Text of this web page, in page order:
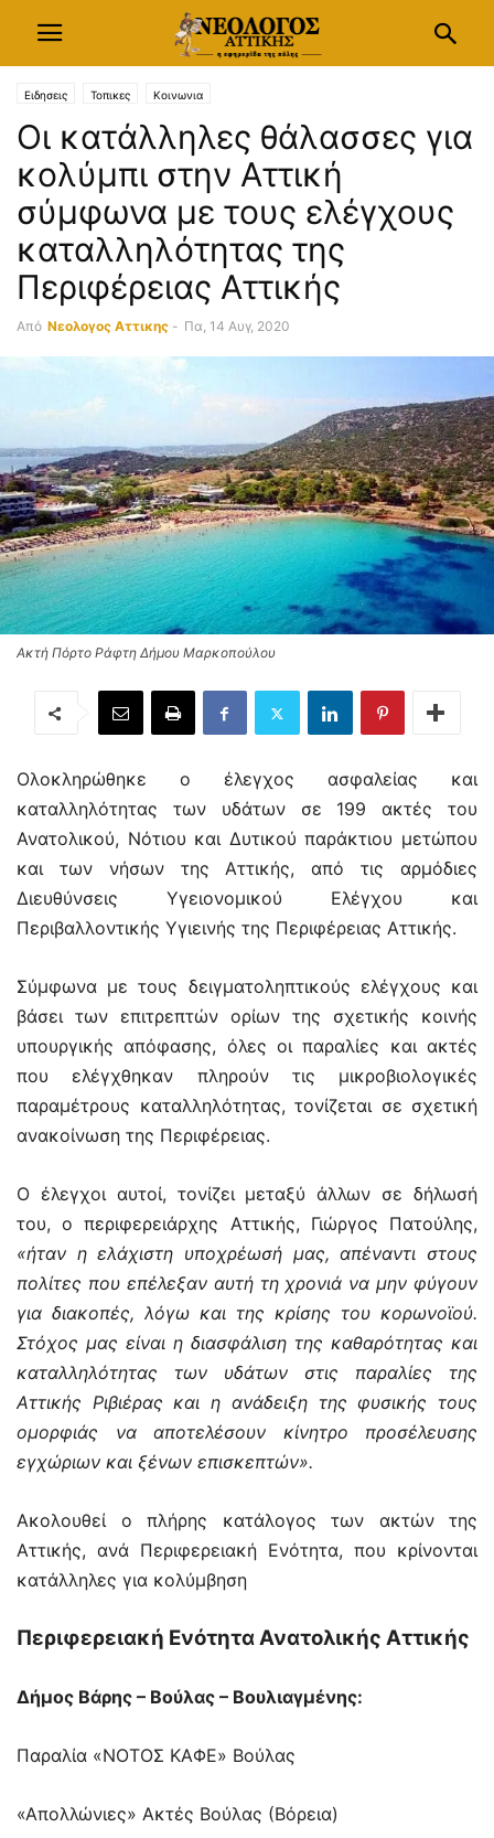
Ειδησεις Τοπικες Κοινωνια
Οι κατάλληλες θάλασσες για
κολύμπι στην Αττική
σύμφωνα με τους ελέγχους
καταλληλότητας της
Περιφέρειας Αττικής
Από Νεολογος Αττικης - Πα, 14 Αυγ, 2020
Ακτή Πόρτο Ράφτη Δήμου Μαρκοπούλου
Ολοκληρώθηκε ο έλεγχος ασφαλείας και
καταλληλότητας των υδάτων σε 199 ακτές του
Ανατολικού, Νότιου και Δυτικού παράκτιου μετώπου
και των νήσων της Αττικής, από τις αρμόδιες
Διευθύνσεις Υγειονομικού Ελέγχου και
Περιβαλλοντικής Υγιεινής της Περιφέρειας Αττικής.
Σύμφωνα με τους δειγματοληπτικούς ελέγχους και
βάσει των επιτρεπτών ορίων της σχετικής κοινής
υπουργικής απόφασης, όλες οι παραλίες και ακτές
που ελέγχθηκαν πληρούν τις μικροβιολογικές
παραμέτρους καταλληλότητας, τονίζεται σε σχετική
ανακοίνωση της Περιφέρειας.
Ο έλεγχοι αυτοί, τονίζει μεταξύ άλλων σε δήλωσή
του, ο περιφερειάρχης Αττικής, Γιώργος Πατούλης,
«ήταν η ελάχιστη υποχρέωσή μας, απέναντι στους
πολίτες που επέλεξαν αυτή τη χρονιά να μην φύγουν
για διακοπές, λόγω και της κρίσης του κορωνοϊού.
Στόχος μας είναι η διασφάλιση της καθαρότητας και
καταλληλότητας των υδάτων στις παραλίες της
Αττικής Ριβιέρας και η ανάδειξη της φυσικής τους
ομορφιάς να αποτελέσουν κίνητρο προσέλευσης
εγχώριων και ξένων επισκεπτών».
Ακολουθεί ο πλήρης κατάλογος των ακτών της
Αττικής, ανά Περιφερειακή Ενότητα, που κρίνονται
κατάλληλες για κολύμβηση
Περιφερειακή Ενότητα Ανατολικής Αττικής
Δήμος Βάρης – Βούλας – Βουλιαγμένης:
Παραλία «ΝΟΤΟΣ ΚΑΦΕ» Βούλας
«Απολλώνιες» Ακτές Βούλας (Βόρεια)